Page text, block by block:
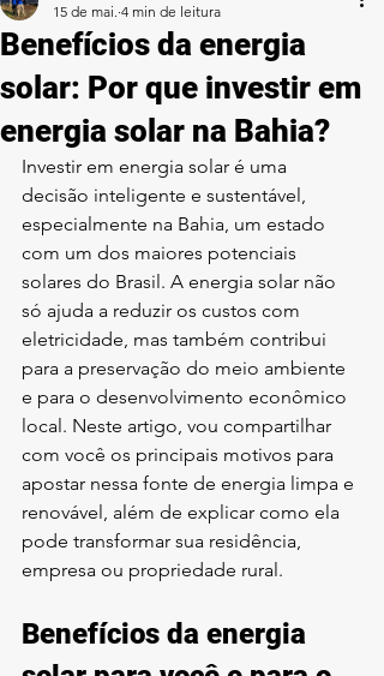
Benefícios da energia
solar: Por que investir em
energia solar na Bahia?
15 de mai. 4 min de leitura
Investir em energia solar é uma
decisão inteligente e sustentável,
especialmente na Bahia, um estado
com um dos maiores potenciais
solares do Brasil. A energia solar não
só ajuda a reduzir os custos com
eletricidade, mas também contribui
para a preservação do meio ambiente
e para o desenvolvimento econômico
local. Neste artigo, vou compartilhar
com você os principais motivos para
apostar nessa fonte de energia limpa e
renovável, além de explicar como ela
pode transformar sua residência,
empresa ou propriedade rural.
Benefícios da energia